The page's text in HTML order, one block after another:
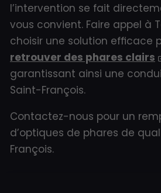
l’intervention se fait
vous convient. Faire appel à
choisir une solution efficace
retrouver des phares clairs
garantissant ainsi une
Saint-François.
Contactez-nous pour un
d’optiques de phares de
François.